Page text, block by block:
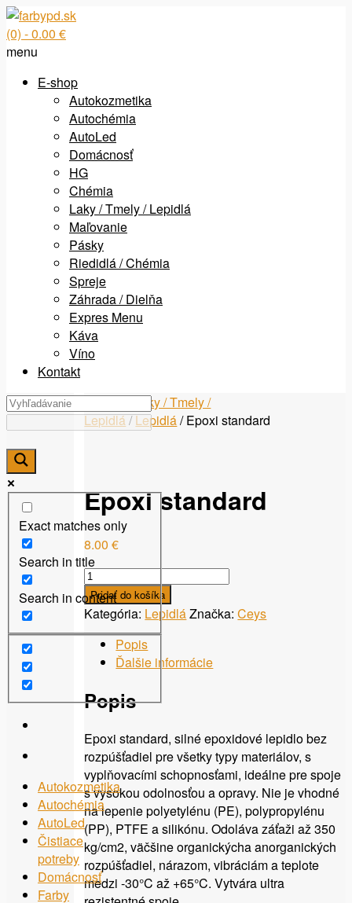
(0) - 0.00 €
menu
E-shop
Autokozmetika
Autochémia
AutoLed
Domácnosť
HG
Chémia
Laky / Tmely / Lepidlá
Maľovanie
Pásky
Riedidlá / Chémia
Spreje
Záhrada / Dielňa
Expres Menu
Káva
Víno
Kontakt
Domov/Laky / Tmely /
Lepidlá/Lepidlá/ Epoxi standard
Epoxi standard
8.00€
množstvo
Epoxi
standard
Pridať do košíka
Kategória: LepidláZnačka:Ceys
Popis
Ďalšie informácie
Popis
Epoxi standard, silné epoxidové lepidlo bez
rozpúšťadiel pre všetky typy materiálov, s
vyplňovacími schopnosťami, ideálne pre spoje
s vysokou odolnosťou a opravy. Nie je vhodné
na lepenie polyetylénu (PE), polypropylénu
(PP), PTFE a silikónu. Odoláva záťaži až 350
kg/cm2, väčšine organickýcha anorganických
rozpúšťadiel, nárazom, vibráciám a teplote
medzi -30°C až +65°C. Vytvára ultra
Exact matches only
Search in title
Search in content
Autokozmetika
Autochémia
AutoLed
Čistiace
potreby
Domácnosť
Farby